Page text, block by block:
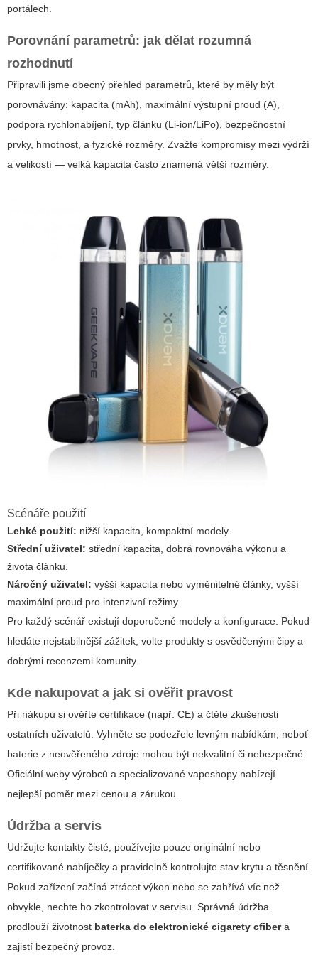
portálech.
Porovnání parametrů: jak dělat rozumná
rozhodnutí
Připravili jsme obecný přehled parametrů, které by měly být
porovnávány: kapacita (mAh), maximální výstupní proud (A),
podpora rychlonabíjení, typ článku (Li-ion/LiPo), bezpečnostní
prvky, hmotnost, a fyzické rozměry. Zvažte kompromisy mezi výdrží
a velikostí — velká kapacita často znamená větší rozměry.
Scénáře použití
Lehké použití: nižší kapacita, kompaktní modely.
Střední uživatel: střední kapacita, dobrá rovnováha výkonu a
života článku.
Náročný uživatel: vyšší kapacita nebo vyměnitelné články, vyšší
maximální proud pro intenzivní režimy.
Pro každý scénář existují doporučené modely a konfigurace. Pokud
hledáte nejstabilnější zážitek, volte produkty s osvědčenými čipy a
dobrými recenzemi komunity.
Kde nakupovat a jak si ověřit pravost
Při nákupu si ověřte certifikace (např. CE) a čtěte zkušenosti
ostatních uživatelů. Vyhněte se podezřele levným nabídkám, neboť
baterie z neověřeného zdroje mohou být nekvalitní či nebezpečné.
Oficiální weby výrobců a specializované vapeshopy nabízejí
nejlepší poměr mezi cenou a zárukou.
Údržba a servis
Udržujte kontakty čisté, používejte pouze originální nebo
certifikované nabíječky a pravidelně kontrolujte stav krytu a těsnění.
Pokud zařízení začíná ztrácet výkon nebo se zahřívá víc než
obvykle, nechte ho zkontrolovat v servisu. Správná údržba
prodlouží životnost baterka do elektronické cigarety cfibera
zajistí bezpečný provoz.